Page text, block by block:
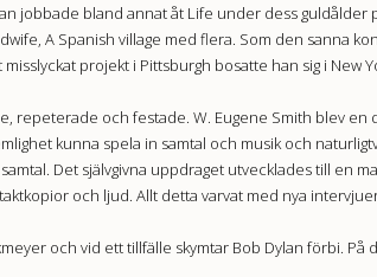
jobbade bland annat åt Life under dess
A Spanish village med flera. Som den sanna
projekt i Pittsburgh bosatte han sig i New
repeterade och festade. W. Eugene Smith blev
kunna spela in samtal och musik och
Det självgivna uppdraget utvecklades till en
och ljud. Allt detta varvat med nya
och vid ett tillfälle skymtar Bob Dylan förbi. På